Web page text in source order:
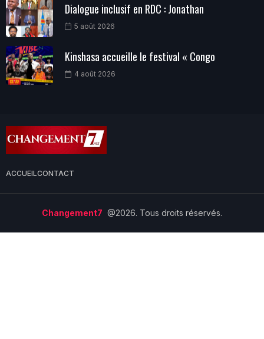
Dialogue inclusif en RDC : Jonathan
5 août 2026
Kinshasa accueille le festival « Congo
4 août 2026
ACCUEILCONTACT
Changement7 @2026. Tous droits réservés.